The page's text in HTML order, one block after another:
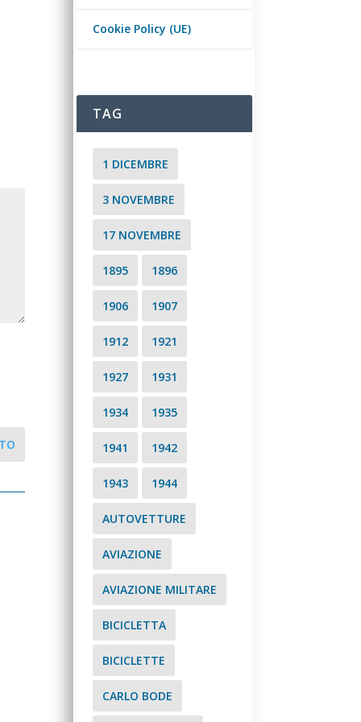
Cookie Policy (UE)
TAG
1 DICEMBRE
3 NOVEMBRE
17 NOVEMBRE
1895 1896
1906 1907
1912 1921
1927 1931
1934 1935
1941 1942
1943 1944
AUTOVETTURE
AVIAZIONE
AVIAZIONE MILITARE
BICICLETTA
BICICLETTE
CARLO BODE